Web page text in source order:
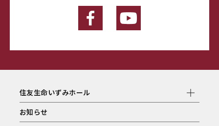
住友生命いずみホール
お知らせ